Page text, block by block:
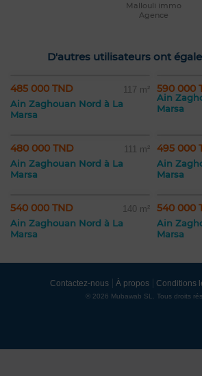
Mallouli immo
Agence
D'autres utilisateurs ont
485 000 TND 117 m²
Ain Zaghouan Nord à La
Marsa
590 000
Ain
Marsa
480 000 TND 111 m²
Ain Zaghouan Nord à La
Marsa
495 000
Ain
Marsa
540 000 TND 140 m²
Ain Zaghouan Nord à La
Marsa
540 000
Ain
Marsa
Contactez-nous À propos Conditions
© 2026 Mubawab SL. Tous droits